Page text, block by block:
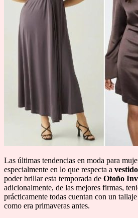
Las últimas tendencias en moda para
especialmente en lo que respecta a
poder brillar esta temporada de Otoño
adicionalmente, de las mejores firmas,
prácticamente todas cuentan con un
como era primaveras antes.